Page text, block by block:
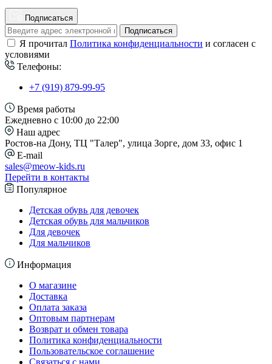
Подписаться
Подписаться
Я прочитал Политика конфиденциальности и согласен с
условиями
Телефоны:
+7 (919) 879-99-95
Время работы
Ежедневно с 10:00 до 22:00
Наш адрес
Ростов-на Дону, ТЦ "Талер", улица Зорге, дом 33, офис 1
E-mail
sales@meow-kids.ru
Перейти в контакты
Популярное
Детская обувь для девочек
Детская обувь для мальчиков
Для девочек
Для мальчиков
Информация
О магазине
Доставка
Оплата заказа
Оптовым партнерам
Возврат и обмен товара
Политика конфиденциальности
Пользовательское соглашение
Связаться с нами